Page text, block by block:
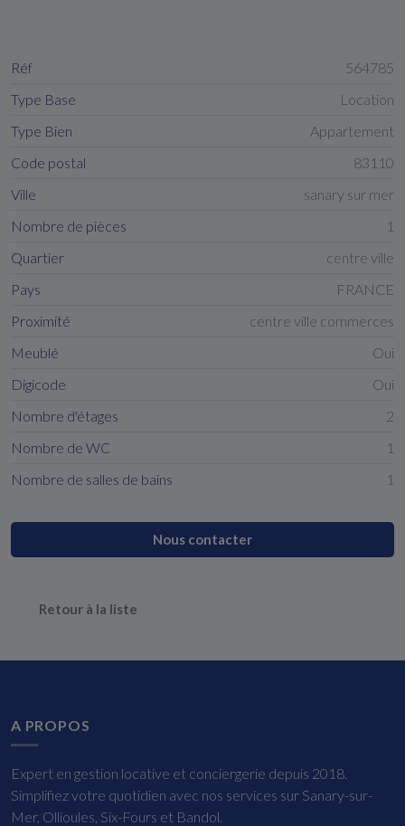
Réf
564785
Type Base
Location
Type Bien
Appartement
Code postal
83110
Ville
sanary sur mer
Nombre de pièces
1
Quartier
centre ville
Pays
FRANCE
Proximité
centre ville commerces
Meublé
Oui
Digicode
Oui
Nombre d'étages
2
Nombre de WC
1
Nombre de salles de bains
1
Nous contacter
Retour à la liste
A PROPOS
Expert en gestion locative et conciergerie depuis 2018.
Simplifiez votre quotidien avec nos services sur Sanary-sur-
Mer, Ollioules, Six-Fours et Bandol.